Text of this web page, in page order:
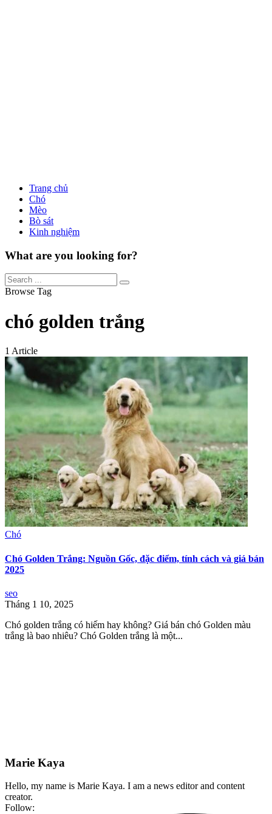
Trang chủ
Chó
Mèo
Bò sát
Kinh nghiệm
What are you looking for?
Browse Tag
chó golden trắng
1 Article
Chó
Chó Golden Trắng: Nguồn Gốc, đặc điểm, tính cách và giá bán
2025
seo
Tháng 1 10, 2025
Chó golden trắng có hiếm hay không? Giá bán chó Golden màu
trắng là bao nhiêu? Chó Golden trắng là một...
Marie Kaya
Hello, my name is Marie Kaya. I am a news editor and content
creator.
Follow: